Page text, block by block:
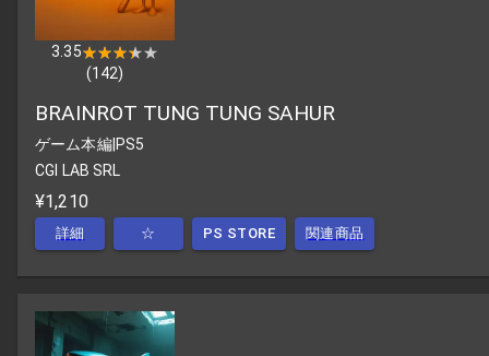
3.35★★★★★
★★★★★
(142)
BRAINROT TUNG TUNG SAHUR
ゲーム本編|PS5
CGI LAB SRL
¥1,210
詳細 ☆ PS STORE 関連商品